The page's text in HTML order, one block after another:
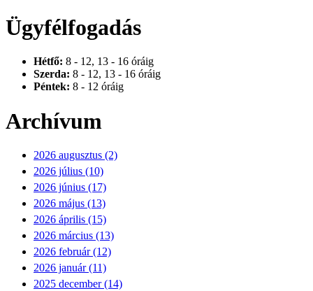
Ügyfélfogadás
Hétfő: 8 - 12, 13 - 16 óráig
Szerda: 8 - 12, 13 - 16 óráig
Péntek: 8 - 12 óráig
Archívum
2026 augusztus (2)
2026 július (10)
2026 június (17)
2026 május (13)
2026 április (15)
2026 március (13)
2026 február (12)
2026 január (11)
2025 december (14)